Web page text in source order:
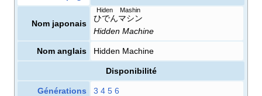
Nom japonais
ひでんマシン
Hiden Mashin
Hidden Machine
Nom anglais Hidden Machine
Disponibilité
Générations 3 4 5 6